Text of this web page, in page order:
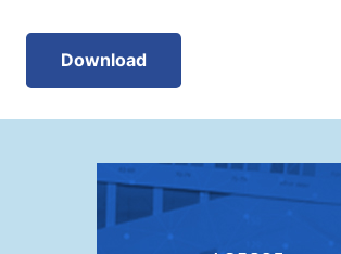
Download